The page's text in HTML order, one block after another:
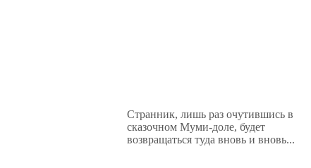
Странник, лишь раз очутившись в
сказочном Муми-доле, будет
возвращаться туда вновь и вновь...